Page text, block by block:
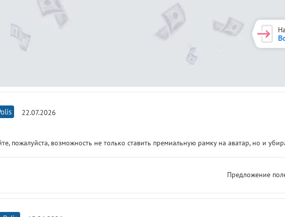
22.07.2026
пожалуйста, возможность не только ставить премиальную рамку на аватар, но и
Предложение